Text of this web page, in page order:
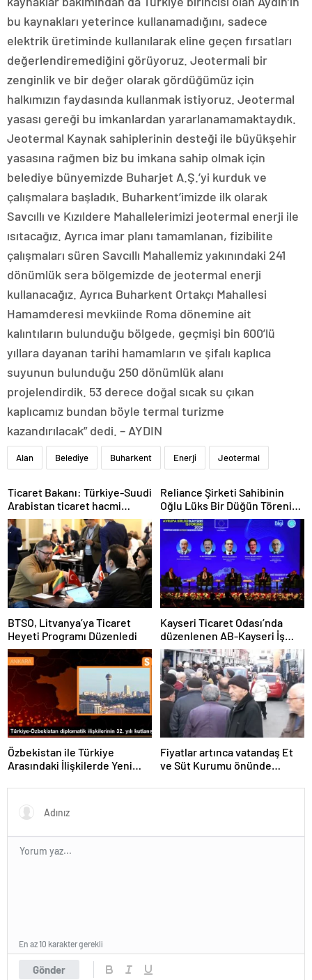
bu kaynakları yeterince kullanamadığını, sadece
elektrik üretiminde kullanılarak eline geçen fırsatları
değerlendiremediğini görüyoruz. Jeotermali bir
zenginlik ve bir değer olarak gördüğümüz için
halkımızın faydasında kullanmak istiyoruz. Jeotermal
yasası gereği bu imkanlardan yararlanamamaktaydık.
Jeotermal Kaynak sahiplerinin desteği ile büyükşehir
yasasına rağmen biz bu imkana sahip olmak için
belediye bünyemizde Buharjet A.Ş.’yi kurduk ve
çalışmalara başladık. Buharkent’imizde ilk olarak
Savcıllı ve Kızıldere Mahallelerimizi jeotermal enerji ile
ısıtacağız. Ayrıca imar planı tamamlanan, fizibilite
çalışmaları süren Savcıllı Mahallemiz yakınındaki 241
dönümlük sera bölgemizde de jeotermal enerji
kullanacağız. Ayrıca Buharkent Ortakçı Mahallesi
Hamamderesi mevkiinde Roma dönemine ait
kalıntıların bulunduğu bölgede, geçmişi bin 600’lü
yıllara dayanan tarihi hamamların ve şifalı kaplıca
suyunun bulunduğu 250 dönümlük alanı
projelendirdik. 53 derece doğal sıcak su çıkan
kaplıcamız bundan böyle termal turizme
kazandırılacak” dedi. – AYDIN
Alan Belediye Buharkent Enerji Jeotermal
Ticaret Bakanı: Türkiye-Suudi
Arabistan ticaret hacmi
artacak
Reliance Şirketi Sahibinin
Oğlu Lüks Bir Düğün Töreni
Düzenledi
BTSO, Litvanya’ya Ticaret
Heyeti Programı Düzenledi
Kayseri Ticaret Odası’nda
düzenlenen AB-Kayseri İş
Forumu’nda yeşil dönüşüm
ve dijitalleşme vurgusu
yapıldı
Özbekistan ile Türkiye
Arasındaki İlişkilerde Yeni
Fiyatlar artınca vatandaş Et
ve Süt Kurumu önünde
Gönder
En az 10 karakter gerekli